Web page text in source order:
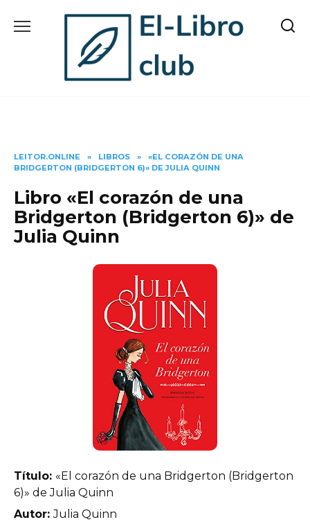
LEITOR.ONLINE » LIBROS »
«EL CORAZÓN DE UNA
BRIDGERTON (BRIDGERTON 6)» DE JULIA QUINN
Libro «El corazón de una
Bridgerton (Bridgerton 6)» de
Julia Quinn
Título: «El corazón de una Bridgerton (Bridgerton
6)» de Julia Quinn
Autor:Julia Quinn